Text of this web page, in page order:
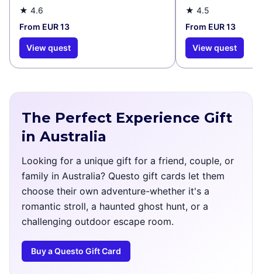
★ 4.6
From EUR 13
View quest
★ 4.5
From EUR 13
View quest
The Perfect Experience Gift
in Australia
Looking for a unique gift for a friend, couple, or
family in Australia? Questo gift cards let them
choose their own adventure-whether it's a
romantic stroll, a haunted ghost hunt, or a
challenging outdoor escape room.
Buy a Questo Gift Card